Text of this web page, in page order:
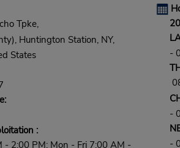
Tpke,
Huntington Station, NY,
States
:
- 2:00 PM; Mon - Fri 7:00 AM -
-
-
-